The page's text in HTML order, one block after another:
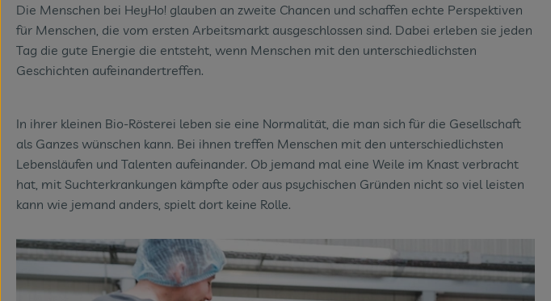
Die Menschen bei HeyHo! glauben an zweite Chancen und schaffen echte Perspektiven
für Menschen, die vom ersten Arbeitsmarkt ausgeschlossen sind. Dabei erleben sie jeden
Tag die gute Energie die entsteht, wenn Menschen mit den unterschiedlichsten
Geschichten aufeinandertreffen.
In ihrer kleinen Bio-Rösterei leben sie eine Normalität, die man sich für die Gesellschaft
als Ganzes wünschen kann. Bei ihnen treffen Menschen mit den unterschiedlichsten
Lebensläufen und Talenten aufeinander. Ob jemand mal eine Weile im Knast verbracht
hat, mit Suchterkrankungen kämpfte oder aus psychischen Gründen nicht so viel leisten
kann wie jemand anders, spielt dort keine Rolle.